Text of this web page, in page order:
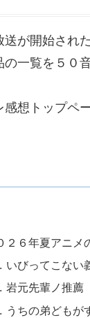
送が開始され
一覧を５０
想トップペ
２６年夏アニメ
いびってこない
岩元先輩ノ推薦
うちの弟どもが